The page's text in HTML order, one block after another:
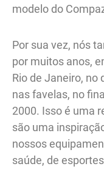
modelo do
Por sua vez, nós
por muitos anos,
Rio de Janeiro,
nas favelas, no
2000. Isso é uma
são uma
nossos
saúde, de